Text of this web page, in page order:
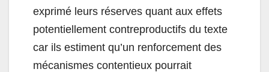
exprimé leurs réserves quant aux effets
potentiellement contreproductifs du texte
car ils estiment qu’un renforcement des
mécanismes contentieux pourrait